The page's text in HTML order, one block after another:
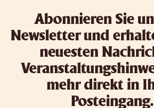
Abonnieren Sie
Newsletter und
neuesten
mehr direkt in
Posteingang.